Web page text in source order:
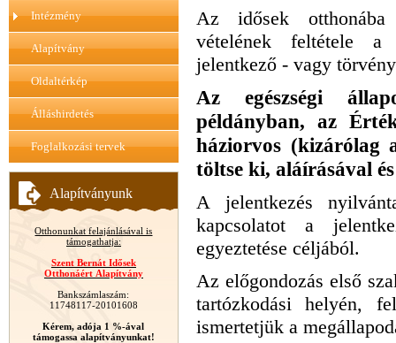
Intézmény
Alapítvány
Oldaltérkép
Álláshirdetés
Foglalkozási tervek
Alapítványunk
Otthonunkat felajánlásával is
támogathatja:
Szent Bernát Idősek
Otthonáért Alapítvány
Bankszámlaszám:
11748117-20101608
Kérem, adója 1 %-ával
támogassa alapítványunkat!
Az idősek otthonába
vételének feltétele a
jelentkező - vagy
Az egészségi
példányban, az
háziorvos (kizárólag
töltse ki, aláírásával
A jelentkezés
kapcsolatot a
egyeztetése céljából.
Az előgondozás első
tartózkodási helyén,
ismertetjük a